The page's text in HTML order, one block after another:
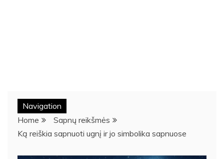
Navigation
Home
Sapnų reikšmės
Ką reiškia sapnuoti ugnį ir jo simbolika sapnuose